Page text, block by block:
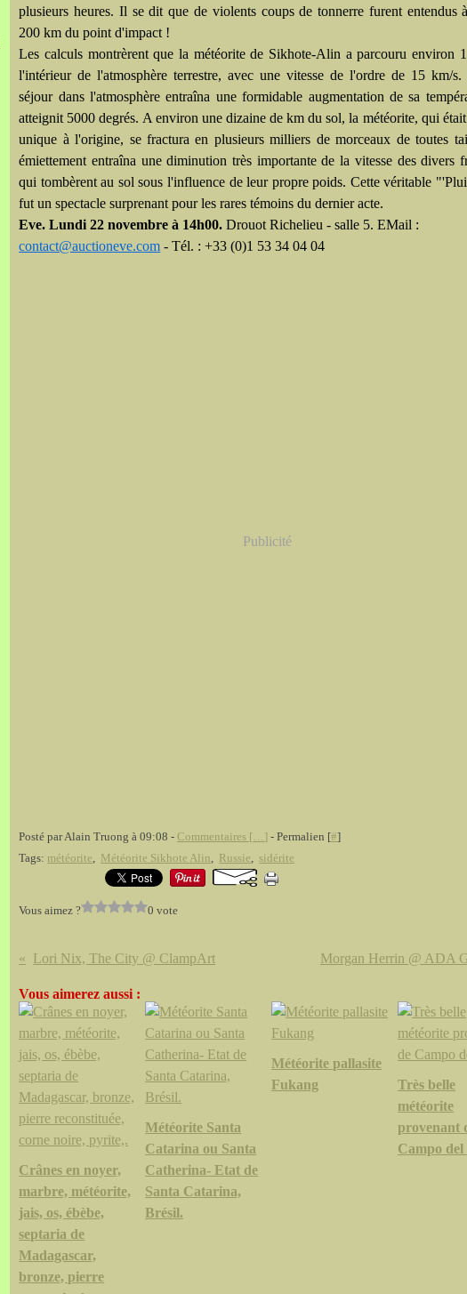
plusieurs heures. Il se dit que de violents coups de tonnerre furent entendus
200 km du point d'impact !
Les calculs montrèrent que la météorite de Sikhote-Alin a parcouru environ
l'intérieur de l'atmosphère terrestre, avec une vitesse de l'ordre de 15 km/
séjour dans l'atmosphère entraîna une formidable augmentation de sa
atteignit 5000 degrés. A environ une dizaine de km du sol, la météorite, qui
unique à l'origine, se fractura en plusieurs milliers de morceaux de toutes
émiettement entraîna une diminution très importante de la vitesse des divers
qui tombèrent au sol sous l'influence de leur propre poids. Cette véritable
fut un spectacle surprenant pour les rares témoins du dernier acte.
Eve. Lundi 22 novembre à 14h00.Drouot Richelieu - salle 5. EMail :
contact@auctioneve.com - Tél. : +33 (0)1 53 34 04 04
Publicité
Posté par Alain Truong à 09:08 - Commentaires [… ] - Permalien [#]
Tags: météorite, Météorite Sikhote Alin, Russie, sidérite
Vous aimez ? 0 vote
Lori Nix, The City @ ClampArt Morgan Herrin @ ADA
Vous aimerez aussi :
Crânes en noyer,
marbre, météorite,
jais, os, ébèbe,
septaria de
Madagascar,
bronze, pierre
Météorite Santa
Catarina ou Santa
Catherina- Etat de
Santa Catarina,
Brésil.
Météorite pallasite
Fukang
Très belle
météorite
provenant
Campo del